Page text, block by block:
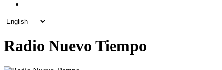
Radio Nuevo Tiempo